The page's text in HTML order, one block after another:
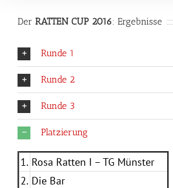
Der RATTEN CUP 2016: Ergebnisse
Runde 1
Runde 2
Runde 3
Platzierung
1. Rosa Ratten I – TG Münster
2. Die Bar